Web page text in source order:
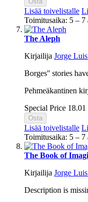
Lisää toivelistalle
Toimitusaika: 5 – 7
The Aleph
Kirjailija Jorge
Borges'' stories
Pehmeäkantinen
Special Price 18.01
Osta
Lisää toivelistalle
Toimitusaika: 5 – 7
The Book of
Kirjailija Jorge
Description is